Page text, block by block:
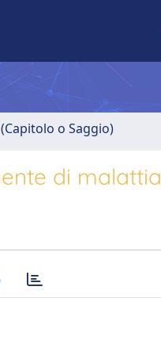
o Saggio)
di malattia